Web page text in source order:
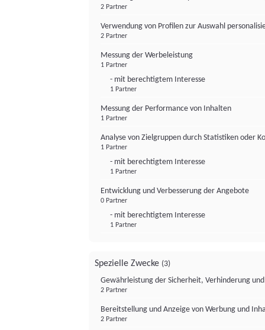
2 Partner
Verwendung von Profilen zur Auswahl
2 Partner
Messung der Werbeleistung
1 Partner
- mit berechtigtem Interesse
1 Partner
Messung der Performance von Inhalten
1 Partner
Analyse von Zielgruppen durch Statistiken oder
1 Partner
- mit berechtigtem Interesse
1 Partner
Entwicklung und Verbesserung der Angebote
0 Partner
- mit berechtigtem Interesse
1 Partner
Spezielle Zwecke (3)
Gewährleistung der Sicherheit, Verhinderung
2 Partner
Bereitstellung und Anzeige von Werbung und
2 Partner